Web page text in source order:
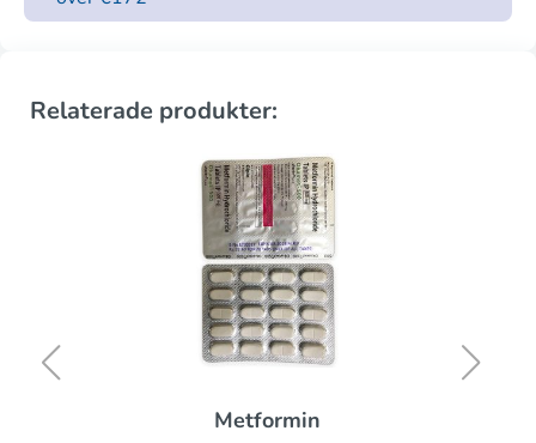
Relaterade produkter:
Metformin